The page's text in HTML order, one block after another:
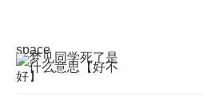
space